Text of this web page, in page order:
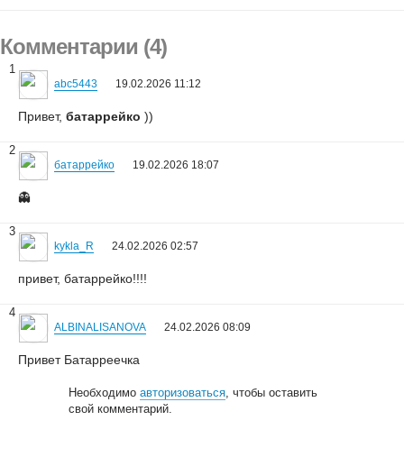
Комментарии (4)
1
abc5443 19.02.2026 11:12
Привет, батаррейко ))
2
батаррейко 19.02.2026 18:07
👻
3
kykla_R 24.02.2026 02:57
привет, батаррейко!!!!
4
ALBINALISANOVA 24.02.2026 08:09
Привет Батарреечка
Необходимоавторизоваться, чтобы оставить
свой комментарий.